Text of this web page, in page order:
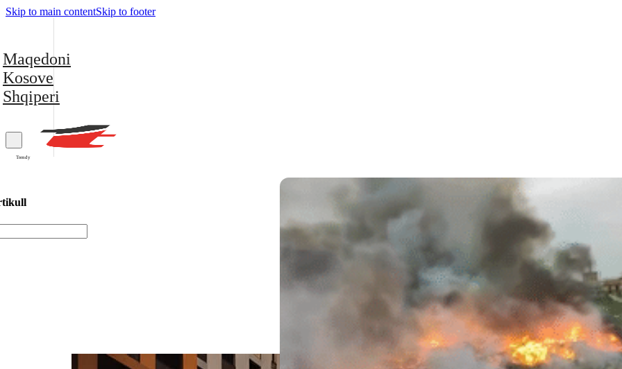
Skip to main contentSkip to footer
Maqedoni
Kosove
Shqiperi
Trendy